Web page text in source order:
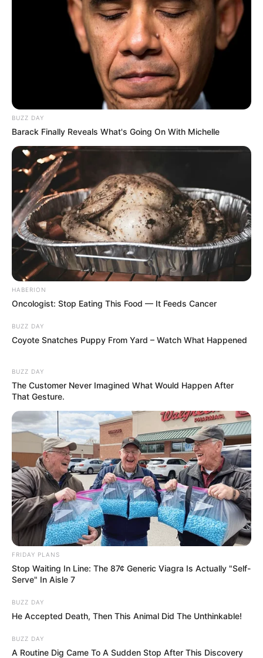
BUZZ DAY
Barack Finally Reveals What's Going On With Michelle
HABERION
Oncologist: Stop Eating This Food — It Feeds Cancer
BUZZ DAY
Coyote Snatches Puppy From Yard – Watch What Happened
BUZZ DAY
The Customer Never Imagined What Would Happen After
That Gesture.
FRIDAY PLANS
Stop Waiting In Line: The 87¢ Generic Viagra Is Actually "Self-
Serve" In Aisle 7
BUZZ DAY
He Accepted Death, Then This Animal Did The Unthinkable!
BUZZ DAY
A Routine Dig Came To A Sudden Stop After This Discovery